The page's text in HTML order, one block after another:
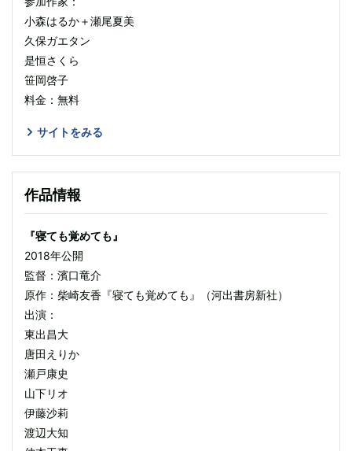
小森はるか＋瀬尾夏美
久保ガエタン
是恒さくら
笹岡啓子
料金：無料
サイトをみる
作品情報
『寝ても覚めても』
2018年公開
監督：濱口竜介
原作：柴崎友香『寝ても覚めても』（河出書房新社）
出演：
東出昌大
唐田えりか
瀬戸康史
山下リオ
伊藤沙莉
渡辺大知